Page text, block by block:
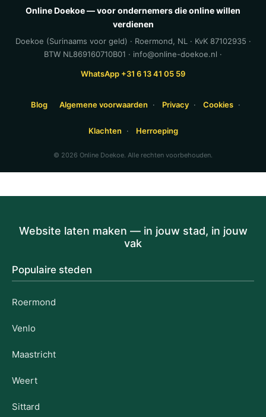
Online Doekoe — voor ondernemers die online willen
verdienen
Doekoe (Surinaams voor geld) · Roermond, NL · KvK 87102935 ·
BTW NL869160710B01 · info@online-doekoe.nl ·
WhatsApp +31 6 13 41 05 59
Blog Algemene voorwaarden · Privacy · Cookies ·
Klachten · Herroeping
© 2026 Online Doekoe. Alle rechten voorbehouden.
Website laten maken — in jouw stad, in jouw
vak
Populaire steden
Roermond
Venlo
Maastricht
Weert
Sittard